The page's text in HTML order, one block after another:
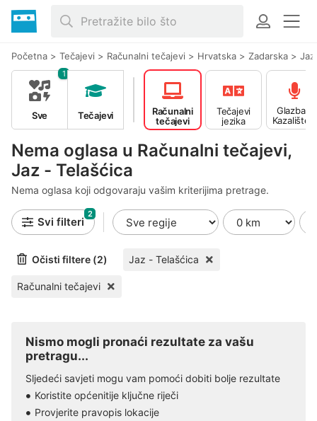
Početna > Tečajevi > Računalni tečajevi > Hrvatska > Zadarska > Jaz
Nema oglasa u Računalni tečajevi,
Jaz - Telašćica
Nema oglasa koji odgovaraju vašim kriterijima pretrage.
Sve
1
Tečajevi
Računalni
tečajevi
Tečajevi
jezika
Glazba -
Kazalište -
Ples
Svi filteri
2
Očisti filtere (2) Jaz - Telašćica
Računalni tečajevi
Nismo mogli pronaći rezultate za vašu
pretragu...
Sljedeći savjeti mogu vam pomoći dobiti bolje rezultate
Koristite općenitije ključne riječi
Provjerite pravopis lokacije